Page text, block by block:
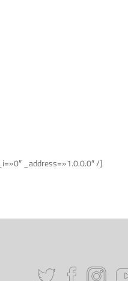
_address=»1.0.0.0″ /]